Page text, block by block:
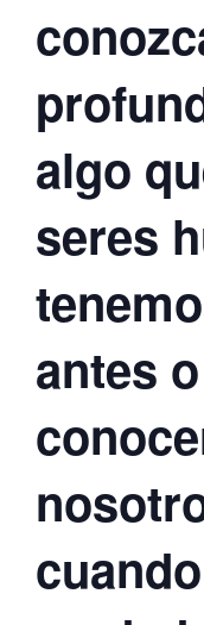
algo
seres
antes